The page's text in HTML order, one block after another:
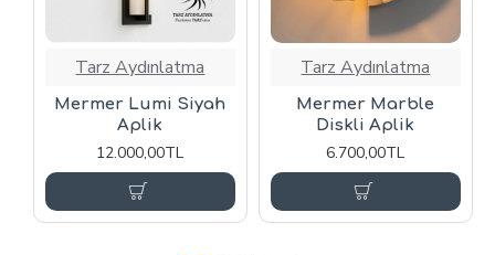
Tarz Aydınlatma
Mermer Lumi Siyah
Aplik
12.000,00TL
Tarz Aydınlatma
Mermer Marble
Diskli Aplik
6.700,00TL